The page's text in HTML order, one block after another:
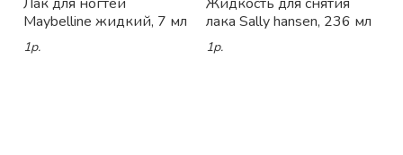
Maybelline жидкий, 7 мл
1р.
лака Sally hansen, 236 мл
1р.